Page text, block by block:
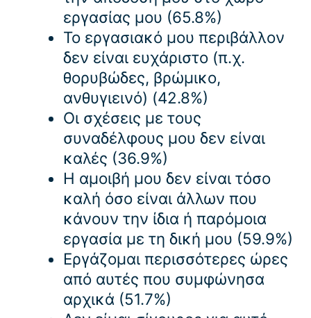
εργασίας μου (65.8%)
Το εργασιακό μου περιβάλλον
δεν είναι ευχάριστο (π.χ.
θορυβώδες, βρώμικο,
ανθυγιεινό) (42.8%)
Οι σχέσεις με τους
συναδέλφους μου δεν είναι
καλές (36.9%)
Η αμοιβή μου δεν είναι τόσο
καλή όσο είναι άλλων που
κάνουν την ίδια ή παρόμοια
εργασία με τη δική μου (59.9%)
Εργάζομαι περισσότερες ώρες
από αυτές που συμφώνησα
αρχικά (51.7%)